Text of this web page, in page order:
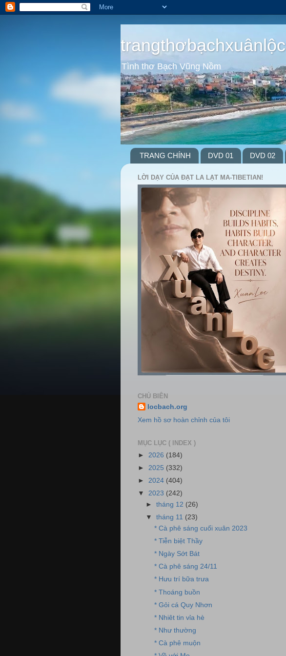
trangthơbạchxuânlộc
Tình thơ Bạch Vũng Nồm
TRANG CHÍNH DVD 01 DVD 02
LỜI DẠY CỦA ĐẠT LA LẠT MA-TIBETIAN!
CHỦ BIÊN
locbach.org
Xem hồ sơ hoàn chỉnh của tôi
MỤC LỤC ( INDEX )
► 2026 (184)
► 2025 (332)
► 2024 (404)
▼ 2023 (242)
►tháng 12 (26)
▼tháng 11 (23)
* Cà phê sáng cuối xuân 2023
* Tiễn biệt Thầy
* Ngày Sớt Bát
* Cà phê sáng 24/11
* Hưu trí bữa trưa
* Thoáng buồn
* Gỏi cá Quy Nhơn
* Nhiêt tin vỉa hè
* Như thường
* Cà phê muộn